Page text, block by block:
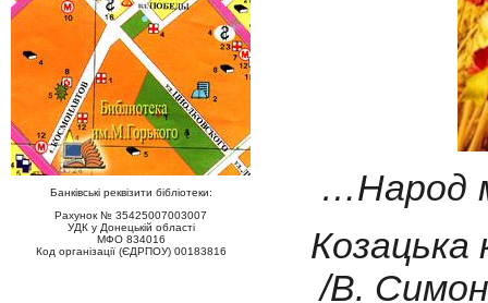
Банківські реквізити бібліотеки:
Рахунок № 35425007003007
УДК у Донецькій області
МФО 834016
Код організації (ЄДРПОУ) 00183816
…Народ
Козацька
/В.